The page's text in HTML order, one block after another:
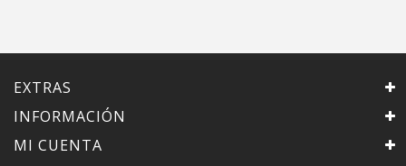
EXTRAS
INFORMACIÓN
MI CUENTA